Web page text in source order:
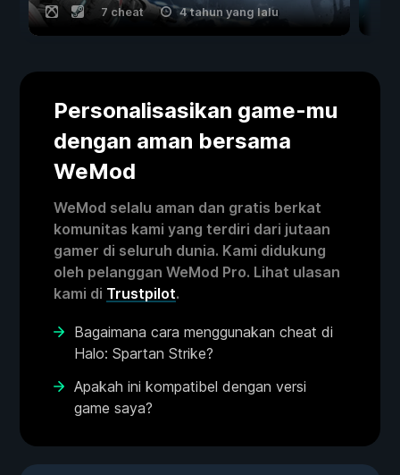
7 cheat 4 tahun yang lalu
Personalisasikan game-mu
dengan aman bersama
WeMod
WeMod selalu aman dan gratis berkat
komunitas kami yang terdiri dari jutaan
gamer di seluruh dunia. Kami didukung
oleh pelanggan WeMod Pro. Lihat ulasan
kami di Trustpilot.
Bagaimana cara menggunakan cheat di
Halo: Spartan Strike?
Apakah ini kompatibel dengan versi
game saya?